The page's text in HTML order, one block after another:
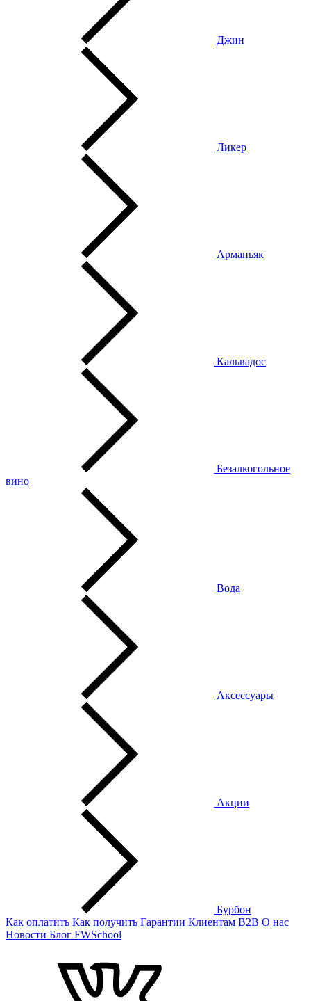
Джин
Ликер
Арманьяк
Кальвадос
Безалкогольное
вино
Вода
Аксессуары
Акции
Бурбон
Как оплатить Как получить Гарантии Клиентам B2B О нас
Новости Блог FWSchool